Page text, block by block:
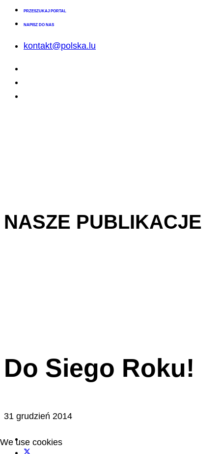
PRZESZUKAJ PORTAL
NAPISZ DO NAS
kontakt@polska.lu
NASZE PUBLIKACJE
Do Siego Roku!
31 grudzień 2014
We use cookies